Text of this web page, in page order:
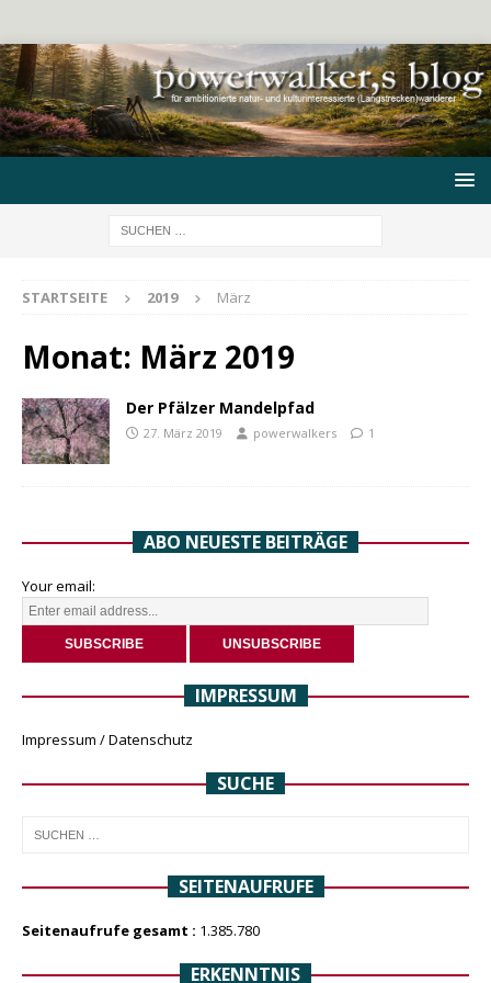
STARTSEITE 2019 März
Monat: März 2019
Der Pfälzer Mandelpfad
27. März 2019 powerwalkers 1
ABO NEUESTE BEITRÄGE
Your email:
IMPRESSUM
Impressum / Datenschutz
SUCHE
SEITENAUFRUFE
Seitenaufrufe gesamt : 1.385.780
ERKENNTNIS